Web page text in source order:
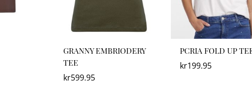
GRANNY EMBRIODERY
TEE
kr599.95
PCRIA FOLD UP
kr199.95